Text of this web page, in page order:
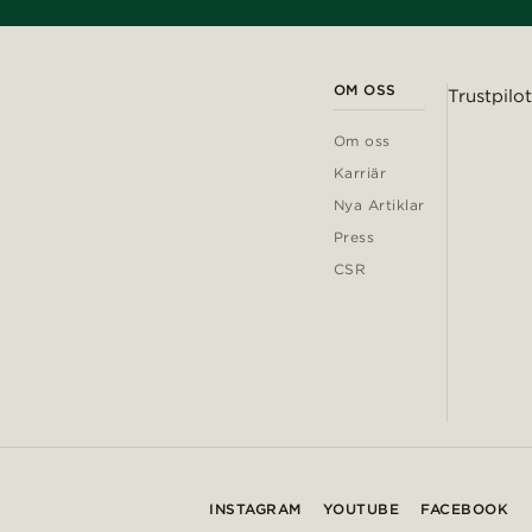
OM OSS
Om oss
Karriär
Nya Artiklar
Press
CSR
Trustpilot
INSTAGRAM YOUTUBE FACEBOOK